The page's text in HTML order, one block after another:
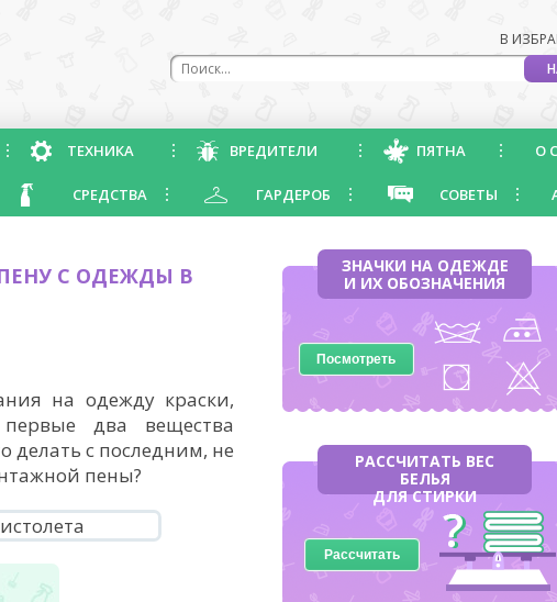
В
ТЕХНИКА ВРЕДИТЕЛИ ПЯТНА О
СРЕДСТВА ГАРДЕРОБ СОВЕТЫ
С ОДЕЖДЫ В
на одежду краски,
два вещества
с последним, не
пены?
ЗНАЧКИ НА ОДЕЖДЕ
И ИХ ОБОЗНАЧЕНИЯ
Посмотреть
РАССЧИТАТЬ ВЕС
БЕЛЬЯ
ДЛЯ СТИРКИ
Рассчитать